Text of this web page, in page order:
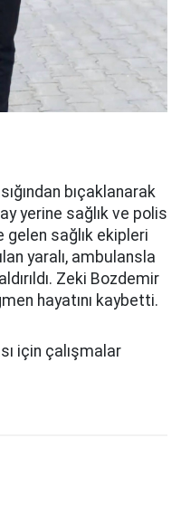
bıçaklanarak
yerine sağlık ve polis
gelen sağlık ekipleri
yaralı, ambulansla
Zeki Bozdemir
hayatını kaybetti.
için çalışmalar